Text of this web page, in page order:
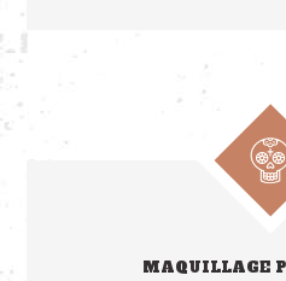
MAQUILLAGE